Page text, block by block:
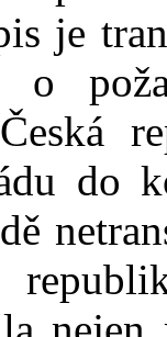
je
do